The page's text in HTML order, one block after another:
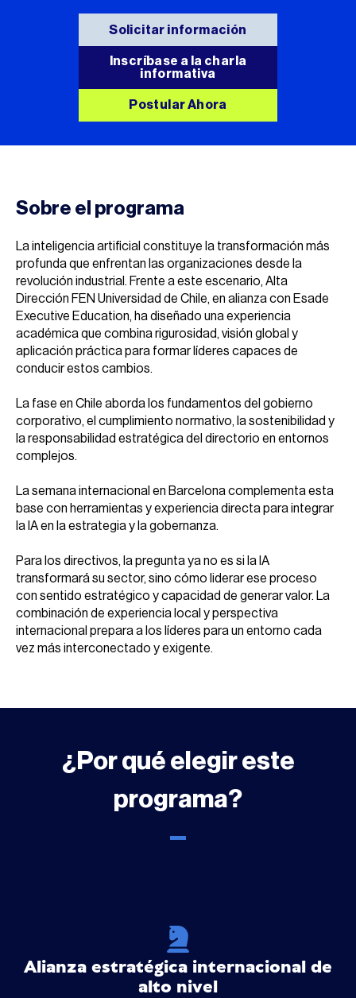
Solicitar información
Inscríbase a la charla
informativa
Postular Ahora
Sobre el programa
La inteligencia artificial constituye la transformación más
profunda que enfrentan las organizaciones desde la
revolución industrial. Frente a este escenario, Alta
Dirección FEN Universidad de Chile, en alianza con Esade
Executive Education, ha diseñado una experiencia
académica que combina rigurosidad, visión global y
aplicación práctica para formar líderes capaces de
conducir estos cambios.
La fase en Chile aborda los fundamentos del gobierno
corporativo, el cumplimiento normativo, la sostenibilidad y
la responsabilidad estratégica del directorio en entornos
complejos.
La semana internacional en Barcelona complementa esta
base con herramientas y experiencia directa para integrar
la IA en la estrategia y la gobernanza.
Para los directivos, la pregunta ya no es si la IA
transformará su sector, sino cómo liderar ese proceso
con sentido estratégico y capacidad de generar valor. La
combinación de experiencia local y perspectiva
internacional prepara a los líderes para un entorno cada
vez más interconectado y exigente.
¿Por qué elegir este
programa?
Alianza estratégica internacional de
alto nivel